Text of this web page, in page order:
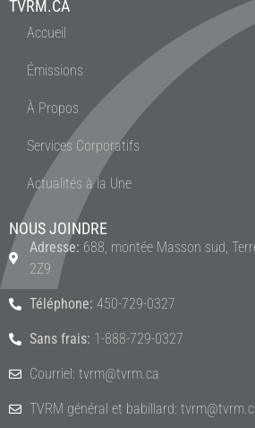
TVRM.CA
Accueil
Émissions
À Propos
Services Corporatifs
Actualités à la Une
NOUS JOINDRE
Adresse: 688, montée Masson sud,
2Z9
Téléphone: 450-729-0327
Sans frais: 1-888-729-0327
Courriel: tvrm@tvrm.ca
TVRM général et babillard: